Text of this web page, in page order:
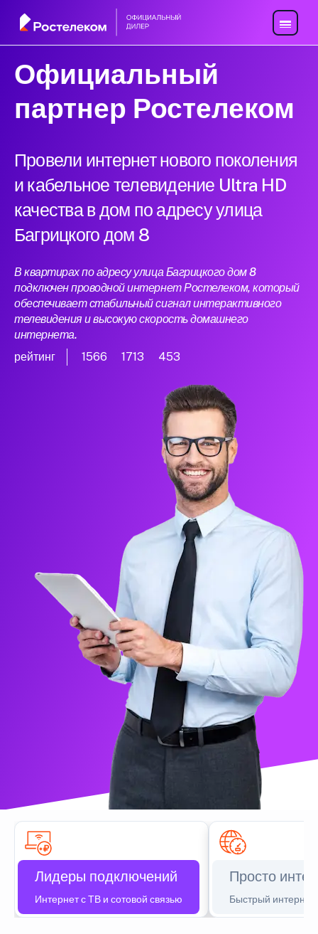
Официальный
партнер Ростелеком
Провели интернет нового поколения
и кабельное телевидение Ultra HD
качества в дом по адресу улица
Багрицкого дом 8
В квартирах по адресу улица Багрицкого дом 8
подключен проводной интернет Ростелеком, который
обеспечивает стабильный сигнал интерактивного
телевидения и высокую скорость домашнего
интернета.
рейтинг
1566 1713 453
Лидеры подключений
Интернет с ТВ и сотовой связью
Просто
Быстрый интернет